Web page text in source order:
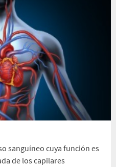
sanguíneo cuya función es
de los capilares